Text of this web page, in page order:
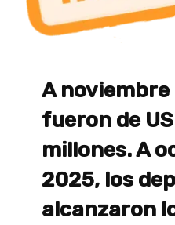
A noviembre
fueron de
millones. A
2025, los
alcanzaron